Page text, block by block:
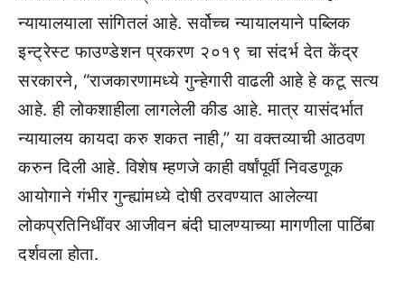
न्यायालयाला सांगितलं आहे. सर्वोच्च न्यायालयाने पब्लिक
इन्ट्रेस्ट फाउण्डेशन प्रकरण २०१९ चा संदर्भ देत केंद्र
सरकारने, “राजकारणामध्ये गुन्हेगारी वाढली आहे हे कटू सत्य
आहे. ही लोकशाहीला लागलेली कीड आहे. मात्र यासंदर्भात
न्यायालय कायदा करु शकत नाही,” या वक्तव्याची आठवण
करुन दिली आहे. विशेष म्हणजे काही वर्षांपूर्वी निवडणूक
आयोगाने गंभीर गुन्ह्यांमध्ये दोषी ठरवण्यात आलेल्या
लोकप्रतिनिधींवर आजीवन बंदी घालण्याच्या मागणीला पाठिंबा
दर्शवला होता.